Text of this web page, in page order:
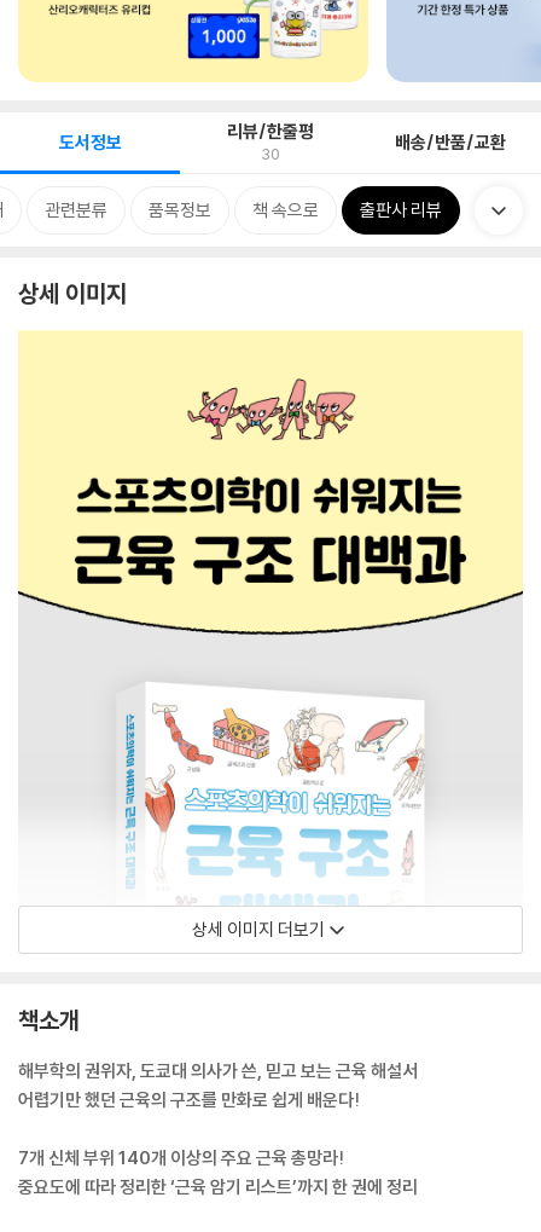
도서정보 리뷰/한줄평
30 배송/반품/교환
관련분류 품목정보 책 속으로 출판사 리뷰
상세 이미지
상세 이미지 더보기
책소개
해부학의 권위자, 도쿄대 의사가 쓴, 믿고 보는 근육 해설서
어렵기만 했던 근육의 구조를 만화로 쉽게 배운다!
7개 신체 부위 140개 이상의 주요 근육 총망라!
중요도에 따라 정리한 ‘근육 암기 리스트’까지 한 권에 정리